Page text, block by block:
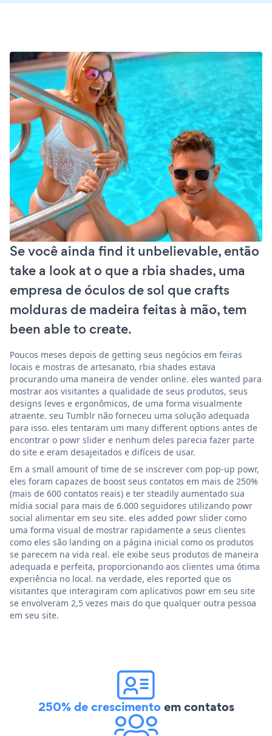
Se você ainda find it unbelievable, então
take a look at o que a rbia shades, uma
empresa de óculos de sol que crafts
molduras de madeira feitas à mão, tem
been able to create.
Poucos meses depois de getting seus negócios em feiras
locais e mostras de artesanato, rbia shades estava
procurando uma maneira de vender online. eles wanted para
mostrar aos visitantes a qualidade de seus produtos, seus
designs leves e ergonômicos, de uma forma visualmente
atraente. seu Tumblr não forneceu uma solução adequada
para isso. eles tentaram um many different options antes de
encontrar o powr slider e nenhum deles parecia fazer parte
do site e eram desajeitados e difíceis de usar.
Em a small amount of time de se inscrever com pop-up powr,
eles foram capazes de boost seus contatos em mais de 250%
(mais de 600 contatos reais) e ter steadily aumentado sua
mídia social para mais de 6.000 seguidores utilizando powr
social alimentar em seu site. eles added powr slider como
uma forma visual de mostrar rapidamente a seus clientes
como eles são landing on a página inicial como os produtos
se parecem na vida real. ele exibe seus produtos de maneira
adequada e perfeita, proporcionando aos clientes uma ótima
experiência no local. na verdade, eles reported que os
visitantes que interagiram com aplicativos powr em seu site
se envolveram 2,5 vezes mais do que qualquer outra pessoa
em seu site.
250% de crescimentoem contatos